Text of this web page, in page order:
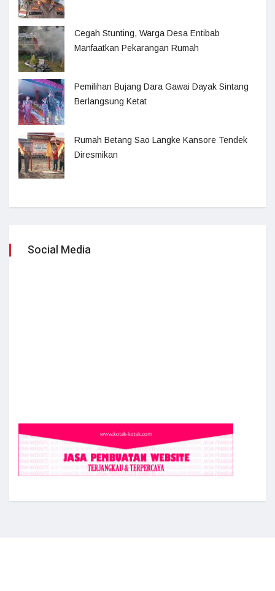
Cegah Stunting, Warga Desa Entibab
Manfaatkan Pekarangan Rumah
Pemilihan Bujang Dara Gawai Dayak Sintang
Berlangsung Ketat
Rumah Betang Sao Langke Kansore Tendek
Diresmikan
Social Media